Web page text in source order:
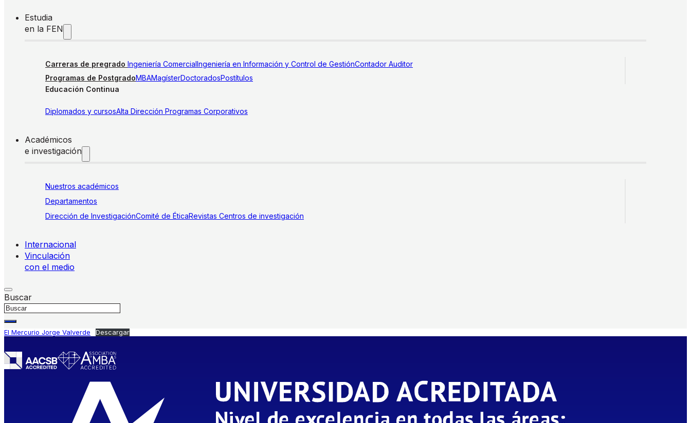
Estudia
en la FEN
Carreras de pregrado Ingeniería ComercialIngeniería en Información y Control de GestiónContador Auditor
Programas de PostgradoMBAMagísterDoctoradosPostítulos
Educación Continua
Diplomados y cursosAlta Dirección Programas Corporativos
Académicos
e investigación
Nuestros académicos
Departamentos
Dirección de InvestigaciónComité de ÉticaRevistas Centros de investigación
Internacional
Vinculación
con el medio
Buscar
El Mercurio Jorge Valverde Descargar